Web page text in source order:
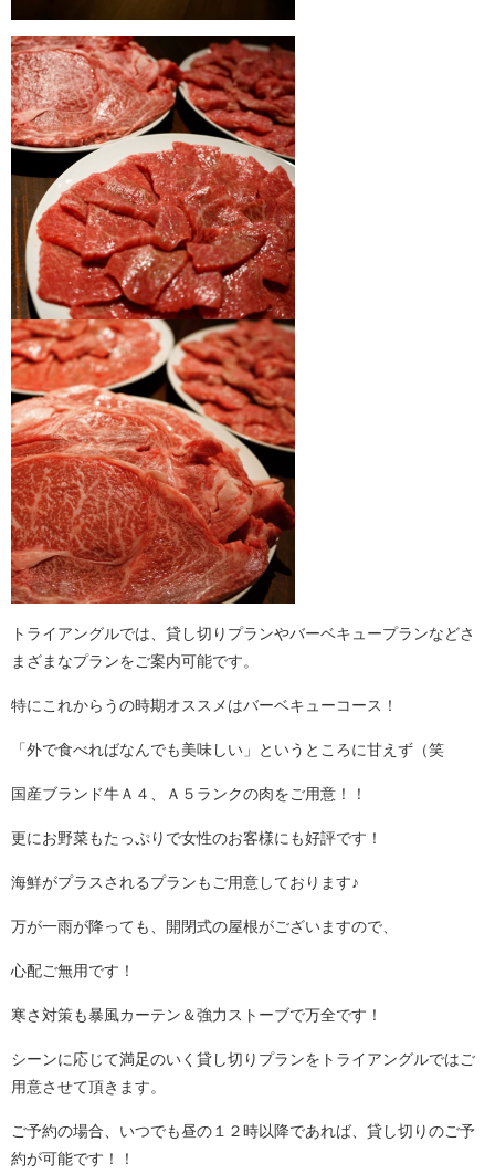
トライアングルでは、貸し切りプランやバーベキュープランなどさ
まざまなプランをご案内可能です。
特にこれからうの時期オススメはバーベキューコース！
「外で食べればなんでも美味しい」というところに甘えず（笑
国産ブランド牛Ａ４、Ａ５ランクの肉をご用意！！
更にお野菜もたっぷりで女性のお客様にも好評です！
海鮮がプラスされるプランもご用意しております♪
万が一雨が降っても、開閉式の屋根がございますので、
心配ご無用です！
寒さ対策も暴風カーテン＆強力ストーブで万全です！
シーンに応じて満足のいく貸し切りプランをトライアングルではご
用意させて頂きます。
ご予約の場合、いつでも昼の１２時以降であれば、貸し切りのご予
約が可能です！！